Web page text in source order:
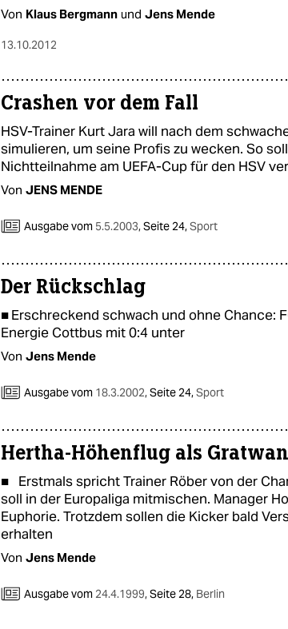
Von Klaus Bergmann und Jens Mende
13.10.2012
Crashen vor dem Fall
HSV-Trainer Kurt Jara will nach dem
simulieren, um seine Profis zu wecken. So
Nichtteilnahme am UEFA-Cup für den HSV
Von JENS MENDE
Ausgabe vom 5.5.2003,Seite 24,Sport
Der Rückschlag
■ Erschreckend schwach und ohne Chance:
Energie Cottbus mit 0:4 unter
Von Jens Mende
Ausgabe vom 18.3.2002,Seite 24,Sport
Hertha-Höhenflug als
■ Erstmals spricht Trainer Röber von der
soll in der Europaliga mitmischen. Manager
Euphorie. Trotzdem sollen die Kicker bald
erhalten
Von Jens Mende
Ausgabe vom 24.4.1999,Seite 28, Berlin